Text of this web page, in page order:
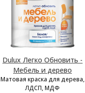
Dulux Легко Обновить -
Мебель и дерево
Матовая краска для дерева,
ЛДСП, МДФ